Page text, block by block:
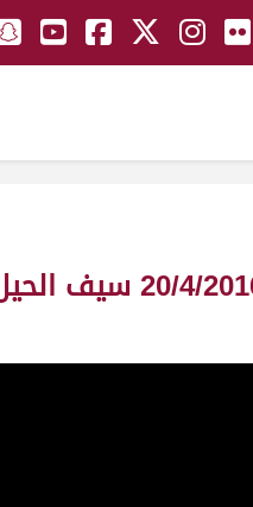
ش4 الداودية لـ هجن الشحانية (سالم بن فاران المري) مهرجان ختامي الوثبة مساء 20/4/